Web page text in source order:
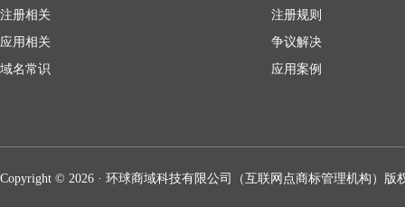
注册相关
应用相关
域名常识
注册规则
争议解决
应用案例
Copyright © 2026 · 环球商域科技有限公司（互联网点商标管理机构）版